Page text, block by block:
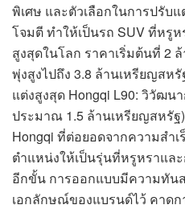
พิเศษ และตัวเลือกในการปรับ
โจมตี ทำให้เป็นรถ SUV ที่หรู
สูงสุดในโลก ราคาเริ่มต้นที่ 2
พุ่งสูงไปถึง 3.8 ล้านเหรียญสห
แต่งสูงสุด Hongqi L90: วิวัฒน
ประมาณ 1.5 ล้านเหรียญสหรัฐ
Hongqi ที่ต่อยอดจากความสำเ
ตำแหน่งให้เป็นรุ่นที่หรูหราแล
อีกขั้น การออกแบบมีความทัน
เอกลักษณ์ของแบรนด์ไว้ คาด